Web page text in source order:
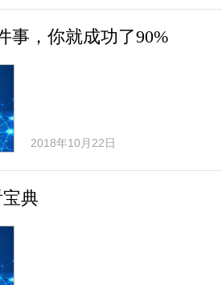
事，你就成功了90%
2018年10月22日
典